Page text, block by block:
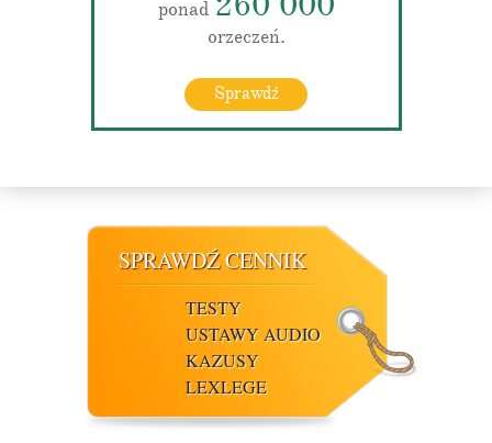
ponad
orzeczeń.
Sprawdź
SPRAWDŹ CENNIK
TESTY
USTAWY AUDIO
KAZUSY
LEXLEGE